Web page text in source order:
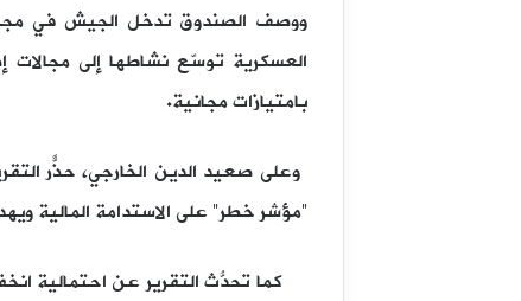
ووصف الصندوق تدخل الجيش في
العسكرية توسّع نشاطها إلى
بامتيازات مجانية.
“مؤشر خطر” على الاستدامة المالية